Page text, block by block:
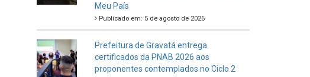
Meu País
Publicado em: 5 de agosto de 2026
Prefeitura de Gravatá entrega
certificados da PNAB 2026 aos
proponentes contemplados no Ciclo 2